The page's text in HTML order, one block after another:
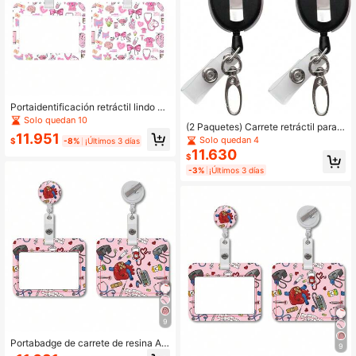
Portaidentificación retráctil lindo ka
waii para enfermeras, portatarjetas
de plástico impermeable con estam
pado de cerebro, corazón y estetos
Solo quedan 10
$11.951 -8% ¡Últimos 3 días
9
Portabadge de carrete de resina AB
(2 Paquetes) Carrete retráctil para i
dentificación con cierre de garra y
clip para portadores de tarjetas de i
dentificación
Solo quedan 4
$11.630
-3% ¡Últimos 3 días
9